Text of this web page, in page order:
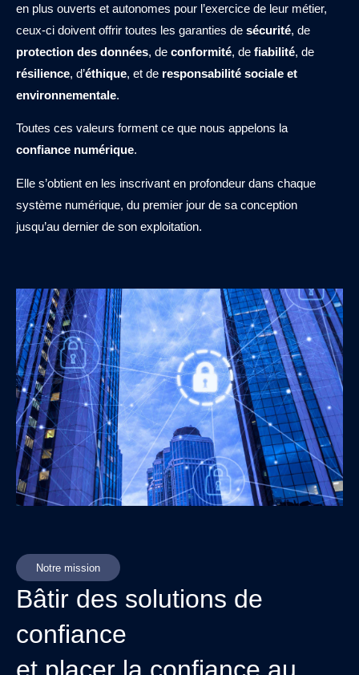
en plus ouverts et autonomes pour l’exercice de leur métier,
ceux-ci doivent offrir toutes les garanties de sécurité, de
protection des données, de conformité, de fiabilité, de
résilience, d’éthique, et de responsabilité sociale et
environnementale.
Toutes ces valeurs forment ce que nous appelons la
confiance numérique.
Elle s’obtient en les inscrivant en profondeur dans chaque
système numérique, du premier jour de sa conception
jusqu’au dernier de son exploitation.
Notre mission
Bâtir des solutions de
confiance